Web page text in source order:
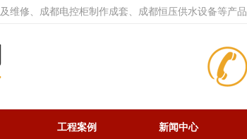
维修、成都电控柜制作成套、成都恒压供水设备等产品
工程案例 新闻中心